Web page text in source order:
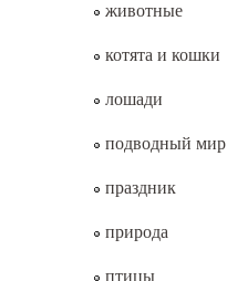
животные
котята и кошки
лошади
подводный мир
праздник
природа
птицы